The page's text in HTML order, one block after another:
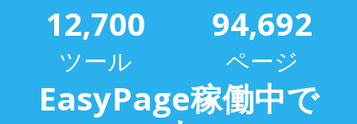
12,700
ツール
94,692
ページ
EasyPage稼働中で